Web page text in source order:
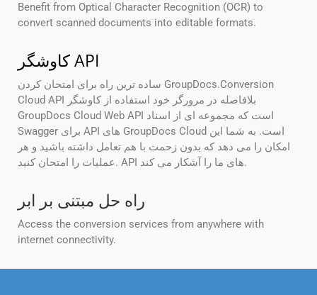
Benefit from Optical Character Recognition (OCR) to
convert scanned documents into editable formats.
کاوشگر API
ساده ترین راه برای امتحان کردن GroupDocs.Conversion
Cloud API بلافاصله در مرورگر خود استفاده از کاوشگر
GroupDocs Cloud Web API است که مجموعه ای از اسناد
Swagger برای API های GroupDocs Cloud است. به شما این
امکان را می دهد که بدون زحمت با هم تعامل داشته باشید و هر
عملیات را امتحان کنید. API های ما را آشکار می کند.
راه حل مبتنی بر ابر
Access the conversion services from anywhere with
internet connectivity.